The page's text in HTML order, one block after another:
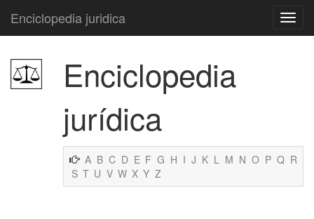
Enciclopedia juridica
Enciclopedia
jurídica
A B C D E F G H I J K L M N O P Q R
S T U V W X Y Z